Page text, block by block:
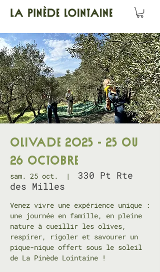
Olivade 2025 - 25 ou
26 octobre
sam. 25 oct.
  |
330 Pt Rte
des Milles
Venez vivre une expérience unique :
une journée en famille, en pleine
nature à cueillir les olives,
respirer, rigoler et savourer un
pique-nique offert sous le soleil
de La Pinède Lointaine !